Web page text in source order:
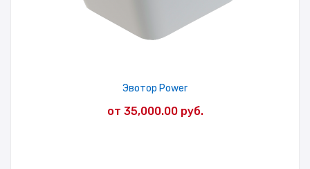
Эвотор Power
от 35,000.00 руб.